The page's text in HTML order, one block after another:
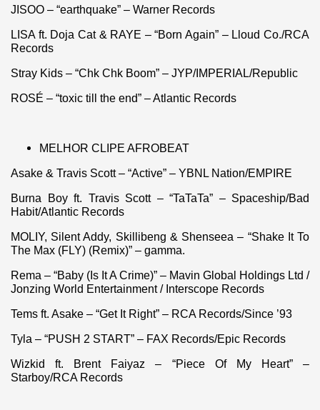
JISOO – “earthquake” – Warner Records
LISA ft. Doja Cat & RAYE – “Born Again” – Lloud Co./RCA
Records
Stray Kids – “Chk Chk Boom” – JYP/IMPERIAL/Republic
ROSÉ – “toxic till the end” – Atlantic Records
MELHOR CLIPE AFROBEAT
Asake & Travis Scott – “Active” – YBNL Nation/EMPIRE
Burna Boy ft. Travis Scott – “TaTaTa” – Spaceship/Bad
Habit/Atlantic Records
MOLIY, Silent Addy, Skillibeng & Shenseea – “Shake It To
The Max (FLY) (Remix)” – gamma.
Rema – “Baby (Is It A Crime)” – Mavin Global Holdings Ltd /
Jonzing World Entertainment / Interscope Records
Tems ft. Asake – “Get It Right” – RCA Records/Since ’93
Tyla – “PUSH 2 START” – FAX Records/Epic Records
Wizkid ft. Brent Faiyaz – “Piece Of My Heart” –
Starboy/RCA Records